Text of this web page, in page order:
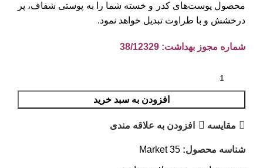
محصول پوست‌های کدر و خسته شما را به پوستی شفاف، پر
درخشش و با طراوت تبدیل خواهد نمود.
شماره مجوز بهداشت: 38/12329
افزودن به سبد خرید
مقايسه افزودن به علاقه مندی
شناسه محصول: Market 35